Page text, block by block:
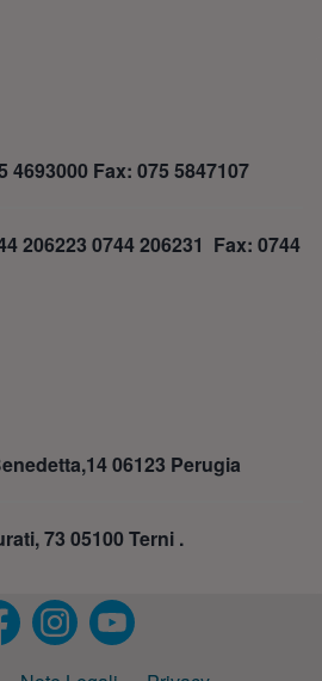
Fax: 075 5847107
0744 206231 Fax: 0744
06123 Perugia
73 05100 Terni .